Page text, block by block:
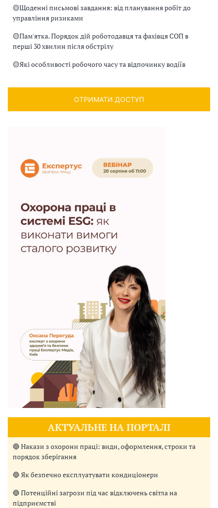
🟡Щоденні письмові завдання: від планування робіт до
управління ризиками
🟡Пам'ятка. Порядок дій роботодавця та фахівця СОП в
перші 30 хвилин після обстрілу
🟡Які особливості робочого часу та відпочинку водіїв
ОТРИМАТИ ДОСТУП
АКТУАЛЬНЕ НА ПОРТАЛІ
🔵 Накази з охорони праці: види, оформлення, строки та
порядок зберігання
🔵 Як безпечно експлуатувати кондиціонери
🔵 Потенційні загрози під час відключень світла на
підприємстві